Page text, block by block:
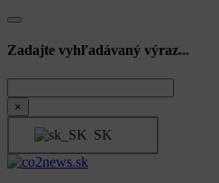
Zadajte vyhľadávaný výraz...
×
SK